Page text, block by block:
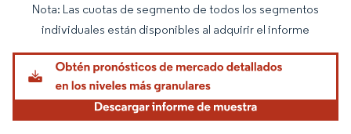
Imagen © Mordor Intelligence. El uso requiere atribución según CC BY 4.0.
Nota: Las cuotas de segmento de todos los segmentos
individuales están disponibles al adquirir el informe